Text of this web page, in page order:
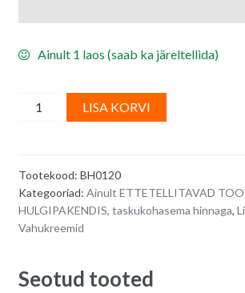
Ainult 1 laos (saab ka järeltellida)
Mangomaitseline
vahukoore
-
1
kg
LISA KORVI
Tootekood: BH0120
Kategooriad: Ainult ETTETELLITAVAD
HULGIPAKENDIS, taskukohasema hinnaga,
Vahukreemid
Seotud tooted